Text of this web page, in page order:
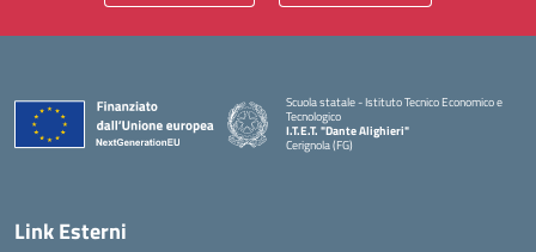
Scuola statale - Istituto Tecnico Economico e
Tecnologico
I.T.E.T. "Dante Alighieri"
Cerignola (FG)
— Visita la pagina iniziale della scuola
Link Esterni